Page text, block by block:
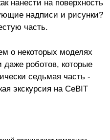
нанести на поверхность
надписи и рисунки?
часть.
о некоторых моделях
даже роботов, которые
седьмая часть -
экскурсия на CeBIT